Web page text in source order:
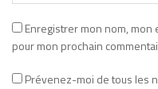
Enregistrer mon nom,
pour mon prochain
Prévenez-moi de tous les